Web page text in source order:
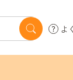
よ